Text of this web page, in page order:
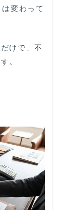
変わって
けで、不
。